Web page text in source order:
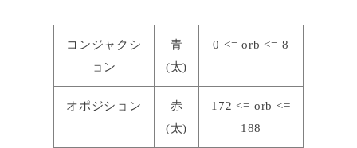
コンジャクシ
ョン
青
(太)
0 <= orb <= 8
オポジション
赤
(太)
172 <= orb <=
188